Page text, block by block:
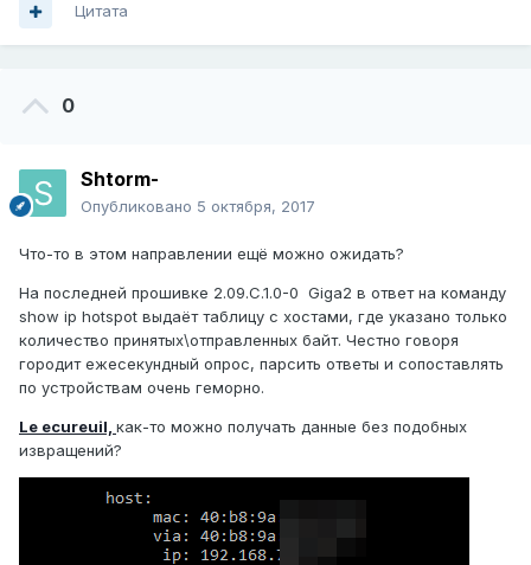
Цитата
0
Shtorm-
Опубликовано 5 октября, 2017
Что-то в этом направлении ещё можно ожидать?
На последней прошивке 2.09.C.1.0-0 Giga2 в ответ на команду
show ip hotspot выдаёт таблицу с хостами, где указано только
количество принятых\отправленных байт. Честно говоря
городит ежесекундный опрос, парсить ответы и сопоставлять
по устройствам очень геморно.
Le ecureuil, как-то можно получать данные без подобных
извращений?